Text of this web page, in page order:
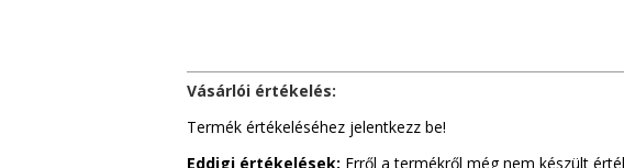
Vásárlói értékelés:
Termék értékeléséhez jelentkezz be!
Eddigi értékelések: Erről a termékről még nem készült